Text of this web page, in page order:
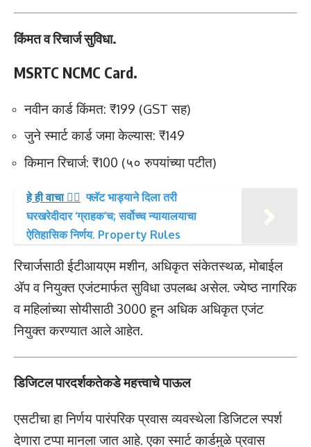
किंमत व रिचार्ज सुविधा.
MSRTC NCMC Card.
नवीन कार्ड किंमत: ₹199 (GST सह)
जुने स्मार्ट कार्ड जमा केल्यास: ₹149
किमान रिचार्ज: ₹100 (५० रुपयांच्या पटीत)
हे ही वाचा 👉🏻 फ्लॅट भाड्याने दिला तरी
घरखरेदीदार ‘ग्राहक’च; सर्वोच्च न्यायालयाचा
ऐतिहासिक निर्णय. Property Rules
रिचार्जसाठी ईटीआयएम मशीन, अधिकृत संकेतस्थळ, मोबाईल
ॲप व नियुक्त एजंटमार्फत सुविधा उपलब्ध असेल. ज्येष्ठ नागरिक
व महिलांच्या सोयीसाठी 3000 हून अधिक अधिकृत एजंट
नियुक्त करण्यात आले आहेत.
डिजिटल पारदर्शकतेकडे महत्त्वाचे पाऊल
एसटीचा हा निर्णय पारंपरिक प्रवास व्यवस्थेला डिजिटल स्पर्श
देणारा टप्पा मानला जात आहे. एका स्मार्ट कार्डमुळे प्रवास